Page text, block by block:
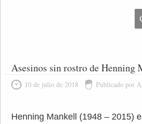
Asesinos sin rostro de Henning
10 de julio de 2018 Publicado por
Henning Mankell (1948 – 2015)